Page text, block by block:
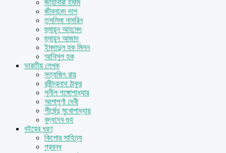
জাহানারা ইমাম
জীবনানন্দ দাশ
তসলিমা নাসরিন
হুমায়ূন আহমেদ
হুমায়ুন আজাদ
ইমদাদুল হক মিলন
আনিসুল হক
ভারতীয় লেখক
সত্যজিৎ রায়
রবীন্দ্রনাথ ঠাকুর
সুনীল গঙ্গোপাধ্যায়
আশাপূর্ণা দেবী
শীর্ষেন্দু মুখোপাধ্যায়
বুদ্ধদেব গুহ
বইয়ের ধরণ
কিশোর সাহিত্য
প্রবন্ধ